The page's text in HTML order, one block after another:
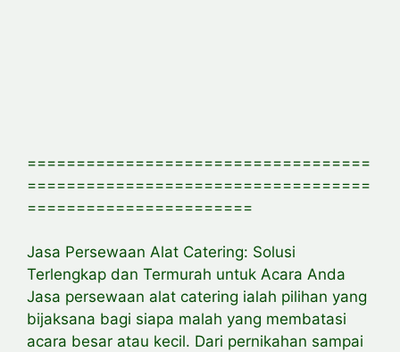
===================================
===================================
=======================
Jasa Persewaan Alat Catering: Solusi
Terlengkap dan Termurah untuk Acara Anda
Jasa persewaan alat catering ialah pilihan yang
bijaksana bagi siapa malah yang membatasi
acara besar atau kecil. Dari pernikahan sampai